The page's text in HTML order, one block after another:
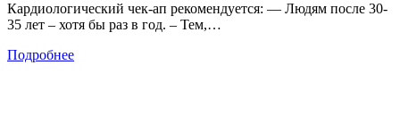
Кардиологический чек-ап рекомендуется: — Людям после 30-
35 лет – хотя бы раз в год. – Тем,…
Подробнее